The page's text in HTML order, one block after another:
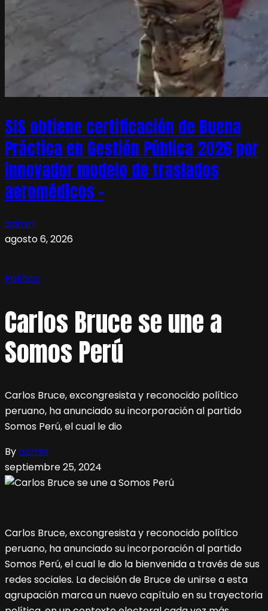
SIS obtiene certificación de Buena
Práctica en Gestión Pública 2026 por
innovador modelo de traslados
aeromédicos –
admin
agosto 6, 2026
Política
Carlos Bruce se une a
Somos Perú
Carlos Bruce, excongresista y reconocido político
peruano, ha anunciado su incorporación al partido
Somos Perú, el cual le dio
Byadmin
septiembre 25, 2024
Carlos Bruce, excongresista y reconocido político
peruano, ha anunciado su incorporación al partido
Somos Perú, el cual le dio la bienvenida a través de sus
redes sociales. La decisión de Bruce de unirse a esta
agrupación marca un nuevo capítulo en su trayectoria